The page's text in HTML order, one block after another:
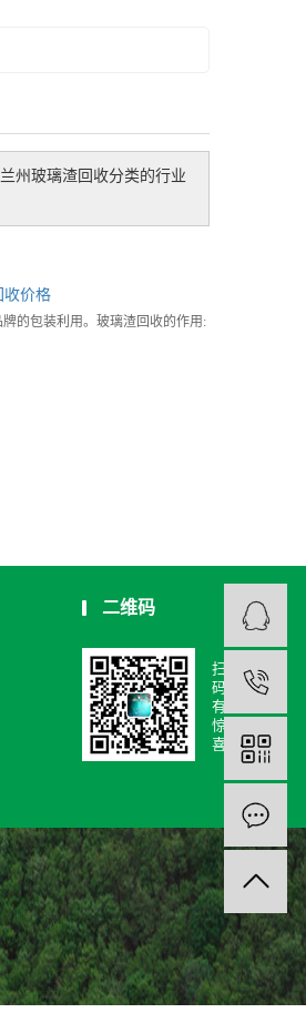
兰州玻璃渣回收分类的行业
收价格
的包装利用。玻璃渣回收的作用:
二维码
扫
码
有
惊
喜